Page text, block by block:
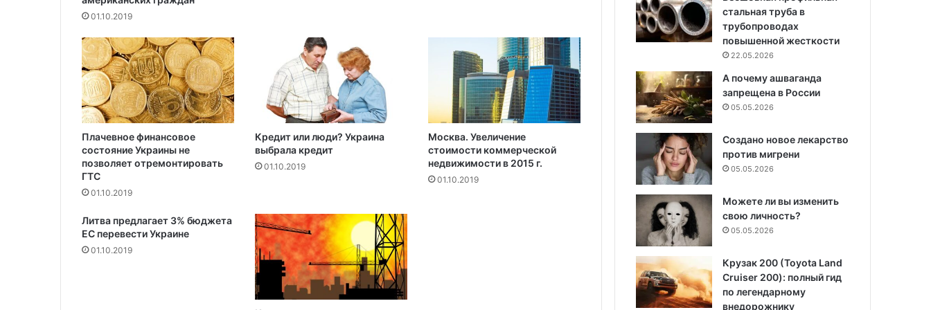
и
е
г
о
п
о
д
р
у
г
у
l
k
s
w
a
g
e
01.10.2019
Плачевное финансовое
состояние Украины не
позволяет отремонтировать
ГТС
01.10.2019
Кредит или люди? Украина
выбрала кредит
01.10.2019
Москва. Увеличение
стоимости коммерческой
недвижимости в 2015 г.
01.10.2019
Литва предлагает 3% бюджета
ЕС перевести Украине
01.10.2019
стальная труба в
трубопроводах
повышенной жесткости
22.05.2026
А почему ашваганда
запрещена в России
05.05.2026
Создано новое лекарство
против мигрени
05.05.2026
Можете ли вы изменить
свою личность?
05.05.2026
Крузак 200 (Toyota Land
Cruiser 200): полный гид
по легендарному
внедорожнику